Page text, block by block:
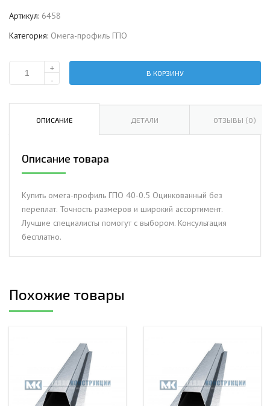
Артикул: 6458
Категория: Омега-профиль ГПО
Количество
профиль
Оцинкованный
+
-
В КОРЗИНУ
ОПИСАНИЕ ДЕТАЛИ ОТЗЫВЫ (0)
Описание товара
Купить омега-профиль ГПО 40-0.5 Оцинкованный без
переплат. Точность размеров и широкий ассортимент.
Лучшие специалисты помогут с выбором. Консультация
бесплатно.
Похожие товары